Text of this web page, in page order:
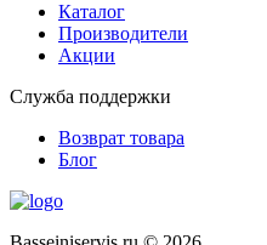
Каталог
Производители
Акции
Служба поддержки
Возврат товара
Блог